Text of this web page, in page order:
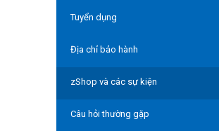
Tuyển dụng
Địa chỉ bảo hành
zShop và các sự kiện
Câu hỏi thường gặp